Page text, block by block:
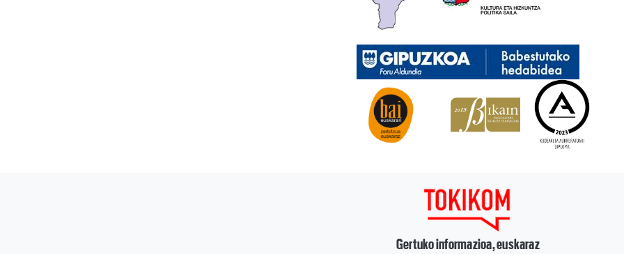
Gertuko informazioa, euskaraz